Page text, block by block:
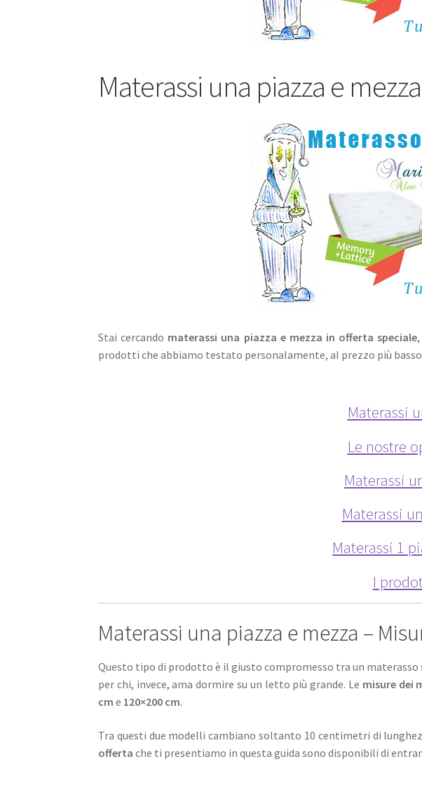
Materassi una piazza e
Stai cercando materassi una piazza e mezza in offerta speciale
prodotti che abbiamo testato personalamente, al prezzo più
Materassi
Le nostre
Materassi
Materassi
Materassi 1
I
Materassi una piazza e mezza –
Questo tipo di prodotto è il giusto compromesso tra un
per chi, invece, ama dormire su un letto più grande. Le misure dei
cm e 120×200 cm.
Tra questi due modelli cambiano soltanto 10 centimetri di
offerta che ti presentiamo in questa guida sono disponibili di